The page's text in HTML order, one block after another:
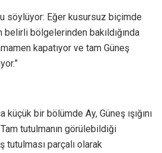
söylüyor: Eğer kusursuz biçimde
belirli bölgelerinden bakıldığında
kapatıyor ve tam Güneş
küçük bir bölümde Ay, Güneş ışığını
tutulmanın görülebildiği
tutulması parçalı olarak